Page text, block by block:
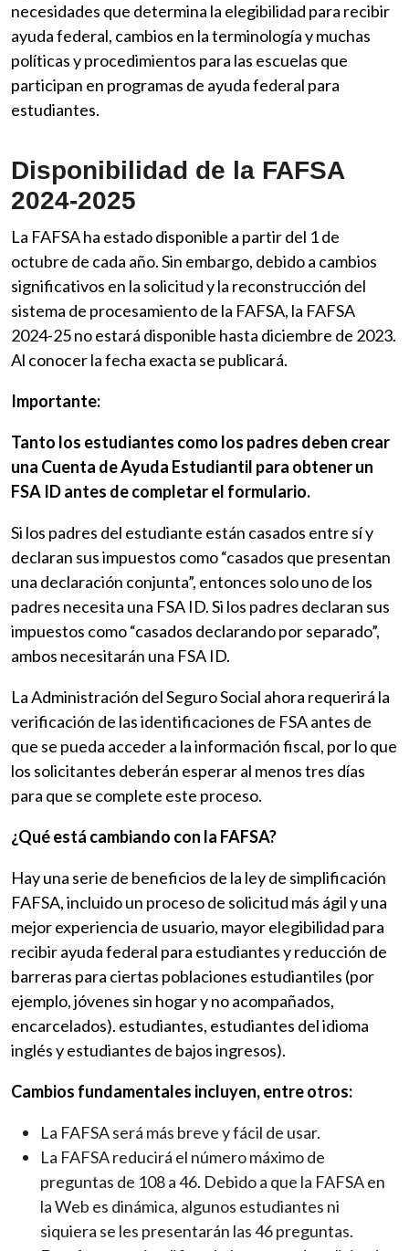
necesidades que determina la elegibilidad para recibir
ayuda federal, cambios en la terminología y muchas
políticas y procedimientos para las escuelas que
participan en programas de ayuda federal para
estudiantes.
Disponibilidad de la FAFSA
2024-2025
La FAFSA ha estado disponible a partir del 1 de
octubre de cada año. Sin embargo, debido a cambios
significativos en la solicitud y la reconstrucción del
sistema de procesamiento de la FAFSA, la FAFSA
2024-25 no estará disponible hasta diciembre de 2023.
Al conocer la fecha exacta se publicará.
Importante:
Tanto los estudiantes como los padres deben crear
una Cuenta de Ayuda Estudiantil para obtener un
FSA ID antes de completar el formulario.
Si los padres del estudiante están casados ​​entre sí y
declaran sus impuestos como “casados ​​que presentan
una declaración conjunta”, entonces solo uno de los
padres necesita una FSA ID. Si los padres declaran sus
impuestos como “casados ​​declarando por separado”,
ambos necesitarán una FSA ID.
La Administración del Seguro Social ahora requerirá la
verificación de las identificaciones de FSA antes de
que se pueda acceder a la información fiscal, por lo que
los solicitantes deberán esperar al menos tres días
para que se complete este proceso.
¿Qué está cambiando con la FAFSA?
Hay una serie de beneficios de la ley de simplificación
FAFSA, incluido un proceso de solicitud más ágil y una
mejor experiencia de usuario, mayor elegibilidad para
recibir ayuda federal para estudiantes y reducción de
barreras para ciertas poblaciones estudiantiles (por
ejemplo, jóvenes sin hogar y no acompañados,
encarcelados). estudiantes, estudiantes del idioma
inglés y estudiantes de bajos ingresos).
Cambios fundamentales incluyen, entre otros:
La FAFSA será más breve y fácil de usar.
La FAFSA reducirá el número máximo de
preguntas de 108 a 46. Debido a que la FAFSA en
la Web es dinámica, algunos estudiantes ni
siquiera se les presentarán las 46 preguntas.